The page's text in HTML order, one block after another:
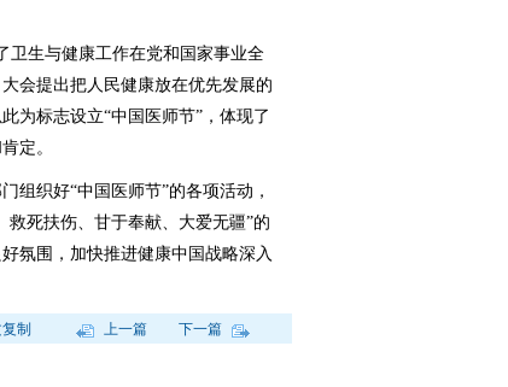
生与健康工作在党和国家事业全
会提出把人民健康放在优先发展的
为标志设立“中国医师节”，体现了
定。
织好“中国医师节”的各项活动，
死扶伤、甘于奉献、大爱无疆”的
氛围，加快推进健康中国战略深入
制 上一篇 下一篇